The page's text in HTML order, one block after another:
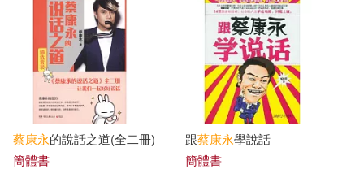
蔡康永的說話之道(全二冊)
簡體書
跟蔡康永學說話
簡體書